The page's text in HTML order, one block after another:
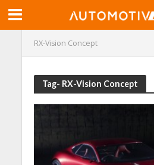
RX-Vision Concept
Tag- RX-Vision Concept